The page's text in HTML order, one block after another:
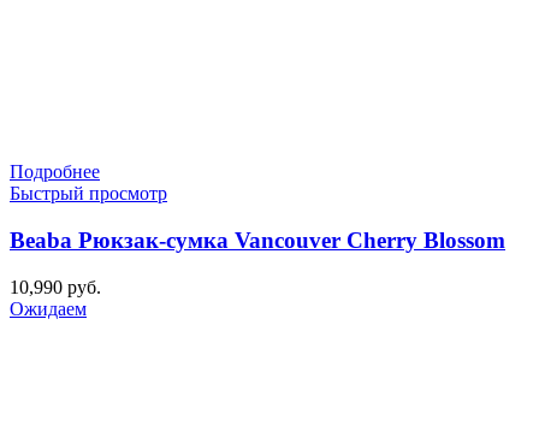
Подробнее
Быстрый просмотр
Beaba Рюкзак-сумка Vancouver Cherry Blossom
10,990 руб.
Ожидаем